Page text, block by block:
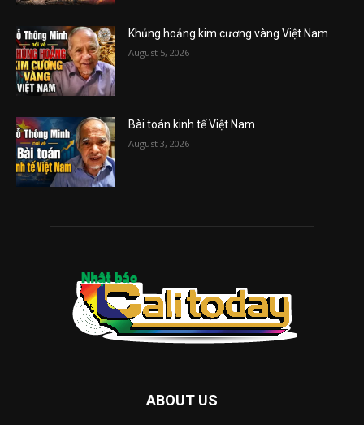
Khủng hoảng kim cương vàng Việt Nam
August 5, 2026
Bài toán kinh tế Việt Nam
August 3, 2026
ABOUT US